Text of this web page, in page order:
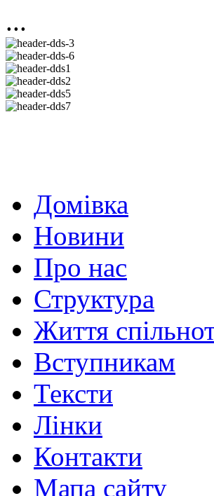
...
Домівка
Новини
Про нас
Структура
Життя
Вступникам
Тексти
Лінки
Контакти
Мапа сайту